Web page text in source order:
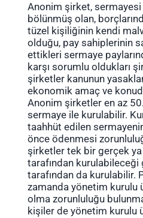
Anonim şirket,
bölünmüş olan,
tüzel kişiliğinin kendi
olduğu, pay sahiplerinin
ettikleri sermaye
karşı sorumlu oldukları
şirketler kanunun
ekonomik amaç ve
Anonim şirketler en az
sermaye ile kurulabilir.
taahhüt edilen
önce ödenmesi
şirketler tek bir gerçek
tarafından
tarafından da kurulabilir.
zamanda yönetim kurulu
olma zorunluluğu
kişiler de yönetim kurulu